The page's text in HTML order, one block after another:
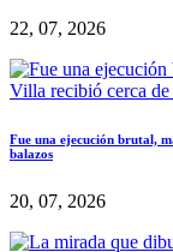
22, 07, 2026
Fue una ejecución brutal,
balazos
20, 07, 2026